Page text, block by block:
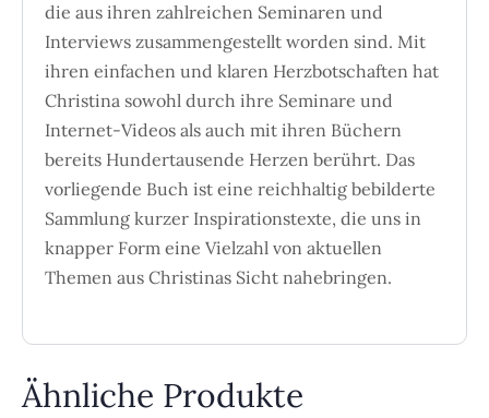
die aus ihren zahlreichen Seminaren und
Interviews zusammengestellt worden sind. Mit
ihren einfachen und klaren Herzbotschaften hat
Christina sowohl durch ihre Seminare und
Internet-Videos als auch mit ihren Büchern
bereits Hundertausende Herzen berührt. Das
vorliegende Buch ist eine reichhaltig bebilderte
Sammlung kurzer Inspirationstexte, die uns in
knapper Form eine Vielzahl von aktuellen
Themen aus Christinas Sicht nahebringen.
Ähnliche Produkte